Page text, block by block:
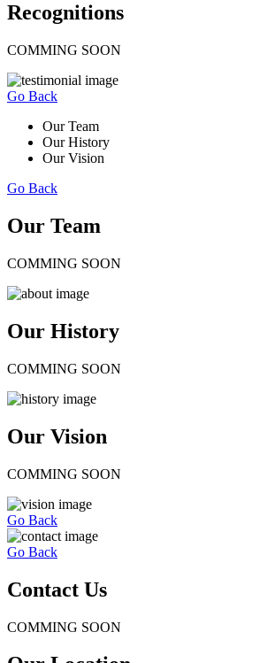
Recognitions
COMMING SOON
Go Back
Our Team
Our History
Our Vision
Go Back
Our Team
COMMING SOON
Our History
COMMING SOON
Our Vision
COMMING SOON
Go Back
Go Back
Contact Us
COMMING SOON